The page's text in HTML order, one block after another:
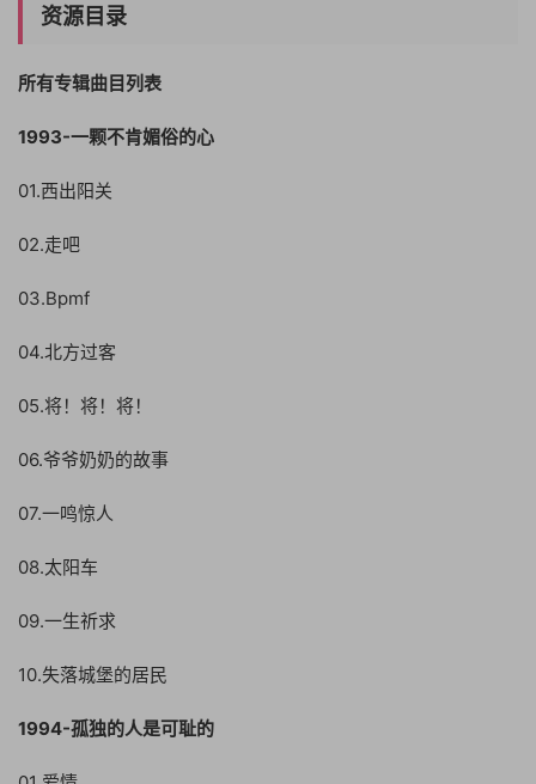
资源目录
所有专辑曲目列表
1993-一颗不肯媚俗的心
01.西出阳关
02.走吧
03.Bpmf
04.北方过客
05.将！将！将！
06.爷爷奶奶的故事
07.一鸣惊人
08.太阳车
09.一生祈求
10.失落城堡的居民
1994-孤独的人是可耻的